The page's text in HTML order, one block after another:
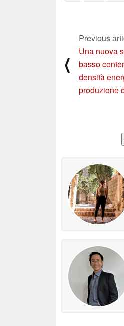
⟨
Previous
Una nuova
basso
densità
produzione